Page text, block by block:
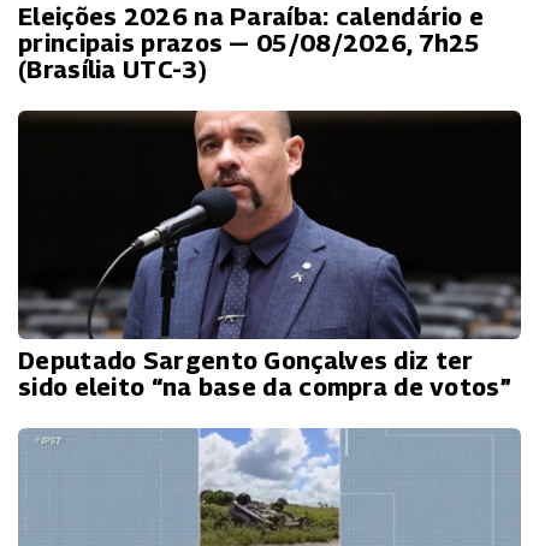
Eleições 2026 na Paraíba: calendário e
principais prazos — 05/08/2026, 7h25
(Brasília UTC-3)
Deputado Sargento Gonçalves diz ter
sido eleito “na base da compra de votos”